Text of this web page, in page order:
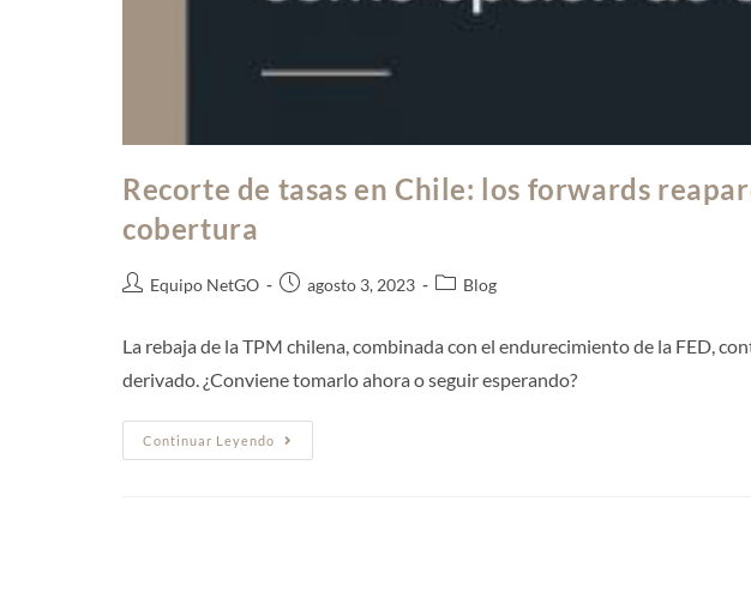
Recorte de tasas en Chile: los forwards
cobertura
Equipo NetGO agosto 3, 2023 Blog
La rebaja de la TPM chilena, combinada con el endurecimiento de la FED,
derivado. ¿Conviene tomarlo ahora o seguir esperando?
Continuar Leyendo